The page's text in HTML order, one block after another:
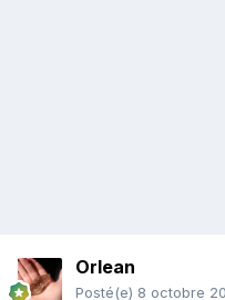
Orlean
Posté(e) 8 octobre